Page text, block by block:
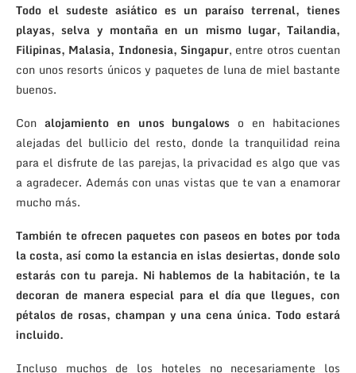
Todo el sudeste asiático es un paraíso terrenal, tienes
playas, selva y montaña en un mismo lugar, Tailandia,
Filipinas, Malasia, Indonesia, Singapur, entre otros cuentan
con unos resorts únicos y paquetes de luna de miel bastante
buenos.
Con alojamiento en unos bungalows o en habitaciones
alejadas del bullicio del resto, donde la tranquilidad reina
para el disfrute de las parejas, la privacidad es algo que vas
a agradecer. Además con unas vistas que te van a enamorar
mucho más.
También te ofrecen paquetes con paseos en botes por toda
la costa, así como la estancia en islas desiertas, donde solo
estarás con tu pareja. Ni hablemos de la habitación, te la
decoran de manera especial para el día que llegues, con
pétalos de rosas, champan y una cena única. Todo estará
incluido.
Incluso muchos de los hoteles no necesariamente los